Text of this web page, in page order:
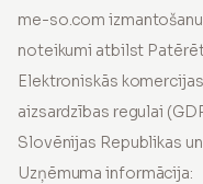
me-so.com
noteikumi atbilst
Elektroniskās
aizsardzības regulai
Slovēnijas Republikas
Uzņēmuma informācija: